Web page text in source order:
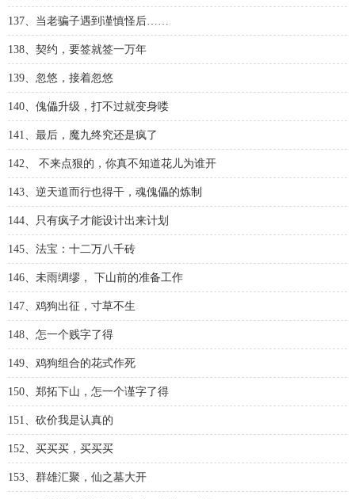
137、当老骗子遇到谨慎怪后……
138、契约，要签就签一万年
139、忽悠，接着忽悠
140、傀儡升级，打不过就变身喽
141、最后，魔九终究还是疯了
142、 不来点狠的，你真不知道花儿为谁开
143、逆天道而行也得干，魂傀儡的炼制
144、只有疯子才能设计出来计划
145、法宝：十二万八千砖
146、未雨绸缪， 下山前的准备工作
147、鸡狗出征，寸草不生
148、怎一个贱字了得
149、鸡狗组合的花式作死
150、郑拓下山，怎一个谨字了得
151、砍价我是认真的
152、买买买，买买买
153、群雄汇聚，仙之墓大开